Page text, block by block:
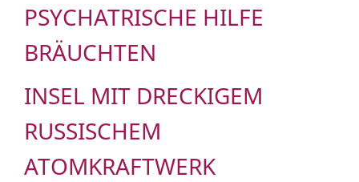
PSYCHATRISCHE HILFE
BRÄUCHTEN
INSEL MIT DRECKIGEM
RUSSISCHEM
ATOMKRAFTWERK